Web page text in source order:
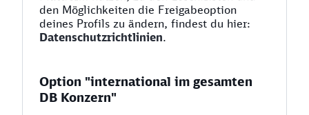
den Möglichkeiten die Freigabeoption
deines Profils zu ändern, findest du hier:
Datenschutzrichtlinien.
Option "international im gesamten
DB Konzern"